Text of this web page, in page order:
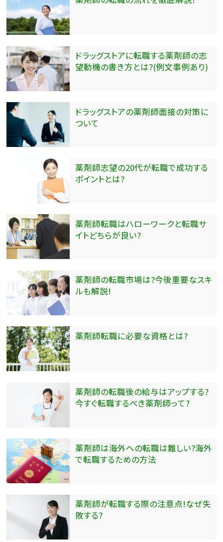
ドラッグストアに転職する薬剤師の志
望動機の書き方とは?(例文事例あり)
ドラッグストアの薬剤師面接の対策に
ついて
薬剤師志望の20代が転職で成功する
ポイントとは?
薬剤師転職はハローワークと転職サ
イトどちらが良い?
薬剤師の転職市場は?今後重要なスキ
ルも解説!
薬剤師転職に必要な資格とは?
薬剤師の転職後の給与はアップする?
今すぐ転職するべき薬剤師って?
薬剤師は海外への転職は難しい?海外
で転職するための方法
薬剤師が転職する際の注意点!なぜ失
敗する?